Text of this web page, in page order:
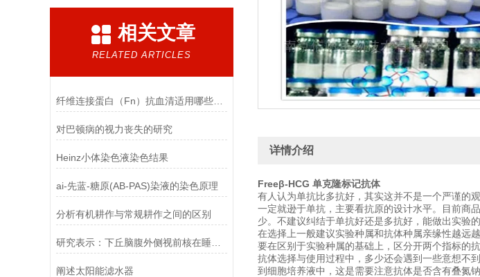
相关文章
RELATED ARTICLES
纤维连接蛋白（Fn）抗血清适用哪些实验
对巴顿病的视力丧失的研究
Heinz小体染色液染色结果
ai-先蓝-糖原(AB-PAS)染液的染色原理
分析有机耕作与常规耕作之间的区别
研究表示：下丘脑腹外侧视前核在睡眠中其中至关重要的作用
阐述太阳能滤水器
详情介绍
Freeβ-HCG 单克隆标记抗体
有人认为单抗比多抗好，其实这并不是一个严谨的
一定就逊于单抗，主要看抗原的设计水平。目前商
少。不建议纠结于单抗好还是多抗好，能做出实验
在选择上一般建议实验种属和抗体种属亲缘性越远
要在区别于实验种属的基础上，区分开两个指标的
抗体选择与使用过程中，多少还会遇到一些意想不
到细胞培养液中，这是需要注意抗体是否含有叠氮